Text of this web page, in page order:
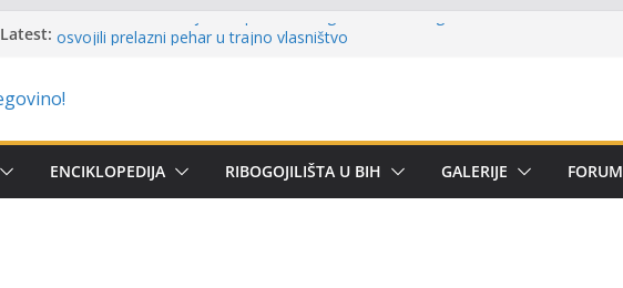
Latest: Održan 15. Memorijalni kup ‘Rafael Grgić – Rafko’: Vogošćani
prikazuje stanje na terenu
Poziv za učešće u Premijer ligi SRS BiH u disciplini ‘Lov šarana
i amura’
ENCIKLOPEDIJA RIBOGOJILIŠTA U BIH GALERIJE FORUM